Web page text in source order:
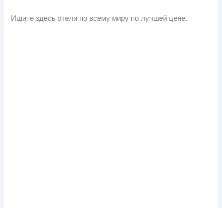
Ищите здесь отели по всему миру по лучшей цене.